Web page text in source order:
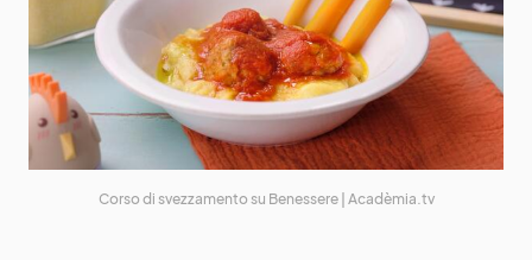
Corso di svezzamento su Benessere | Acadèmia.tv